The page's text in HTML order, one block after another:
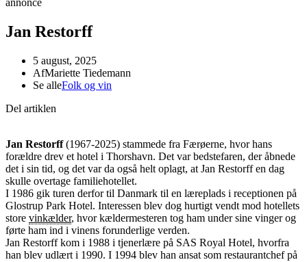
Jan Restorff
5 august, 2025
AfMariette Tiedemann
Se alleFolk og vin
Del artiklen
Jan Restorff(1967-2025) stammede fra Færøerne, hvor hans
forældre drev et hotel i Thorshavn. Det var bedstefaren, der åbnede
det i sin tid, og det var da også helt oplagt, at Jan Restorff en dag
skulle overtage familiehotellet.
I 1986 gik turen derfor til Danmark til en læreplads i receptionen på
Glostrup Park Hotel. Interessen blev dog hurtigt vendt mod hotellets
store vinkælder, hvor kældermesteren tog ham under sine vinger og
førte ham ind i vinens forunderlige verden.
Jan Restorff kom i 1988 i tjenerlære på SAS Royal Hotel, hvorfra
han blev udlært i 1990. I 1994 blev han ansat som restaurantchef på